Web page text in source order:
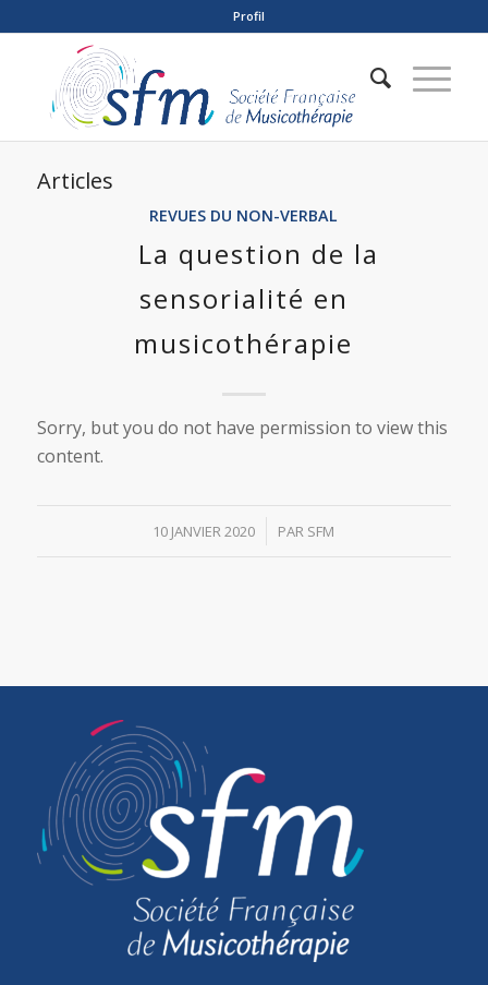
Profil
Articles
REVUES DU NON-VERBAL
La question de la
sensorialité en
musicothérapie
Sorry, but you do not have permission to view this
content.
10 JANVIER 2020
/ PAR SFM